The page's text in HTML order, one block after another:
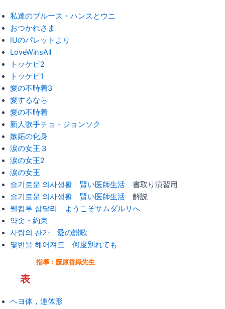
私達のブルース・ハンスとウニ
おつかれさま
IUのパレットより
LoveWinsAll
トッケビ2
トッケビ1
愛の不時着3
愛するなら
愛の不時着
新人歌手チョ・ジョンソク
嫉妬の化身
涙の女王３
涙の女王2
涙の女王
슬기로운 의사생활 賢い医師生活 書取り演習用
슬기로운 의사생활 賢い医師生活 解説
웰컴투 삼달리 ようこそサムダルリへ
약솟・約束
사랑의 찬가 愛の讃歌
몇번을 헤어져도 何度別れても
指導：藤原香織先生
表
ヘヨ体，連体形